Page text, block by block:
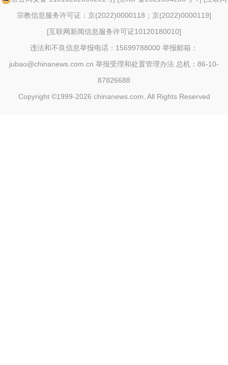
宗教信息服务许可证：京(2022)0000118；京(2022)0000119]
[互联网新闻信息服务许可证10120180010]
违法和不良信息举报电话：15699788000 举报邮箱：
jubao@chinanews.com.cn 举报受理和处置管理办法 总机：86-10-
87826688
Copyright ©1999-2026 chinanews.com. All Rights Reserved